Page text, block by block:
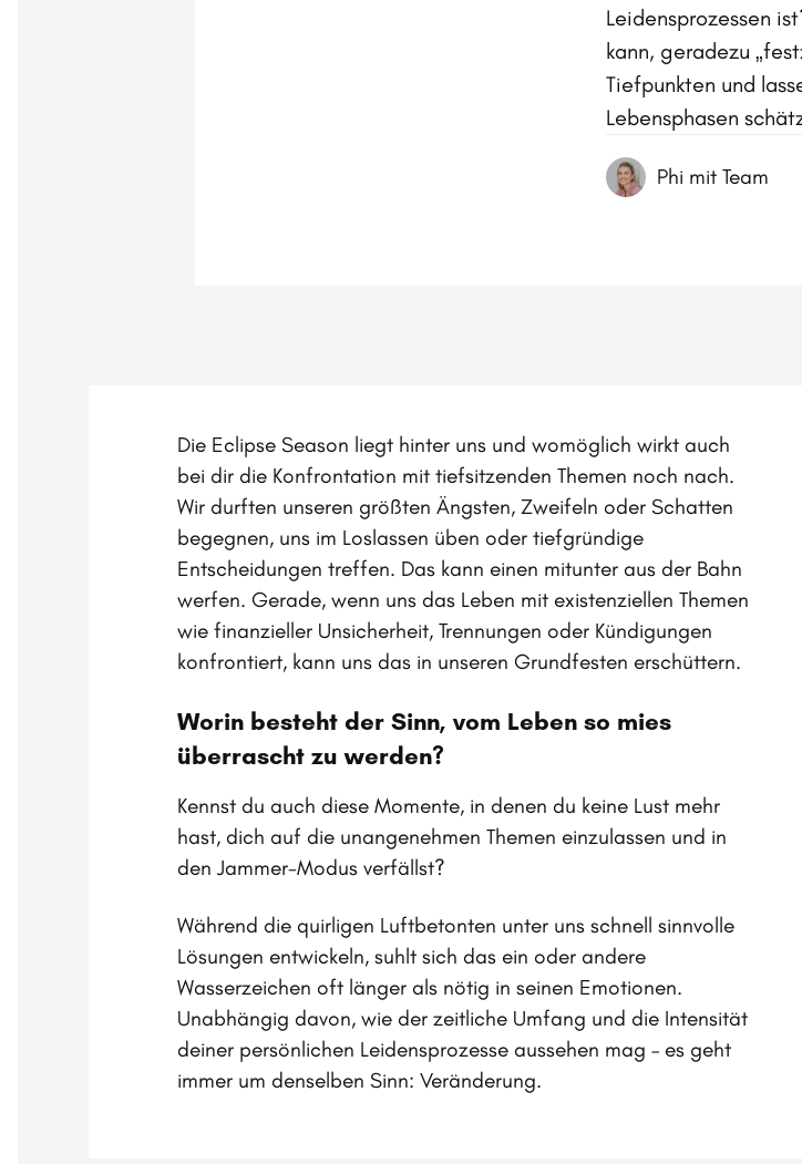
Leidensprozessen
kann, geradezu
Tiefpunkten und
Lebensphasen
Phi mit Team
Die Eclipse Season liegt hinter uns und womöglich wirkt auch
bei dir die Konfrontation mit tiefsitzenden Themen noch nach.
Wir durften unseren größten Ängsten, Zweifeln oder Schatten
begegnen, uns im Loslassen üben oder tiefgründige
Entscheidungen treffen. Das kann einen mitunter aus der Bahn
werfen. Gerade, wenn uns das Leben mit existenziellen Themen
wie finanzieller Unsicherheit, Trennungen oder Kündigungen
konfrontiert, kann uns das in unseren Grundfesten erschüttern.
Worin besteht der Sinn, vom Leben so mies
überrascht zu werden?
Kennst du auch diese Momente, in denen du keine Lust mehr
hast, dich auf die unangenehmen Themen einzulassen und in
den Jammer-Modus verfällst?
Während die quirligen Luftbetonten unter uns schnell sinnvolle
Lösungen entwickeln, suhlt sich das ein oder andere
Wasserzeichen oft länger als nötig in seinen Emotionen.
Unabhängig davon, wie der zeitliche Umfang und die Intensität
deiner persönlichen Leidensprozesse aussehen mag – es geht
immer um denselben Sinn: Veränderung.